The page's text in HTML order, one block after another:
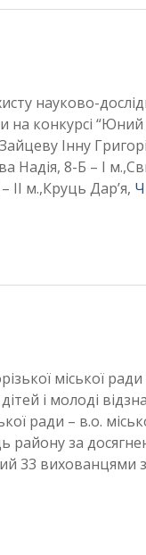
науково-
на конкурсі “Юний
Інну
Надія, 8-Б – І
ІІ м.,Круць Дар’я,
міської
і молоді
ради – в.о.
за
33 вихованцями